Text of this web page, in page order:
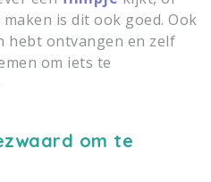
is dit ook goed. Ook
hebt ontvangen en zelf
om iets te
om te